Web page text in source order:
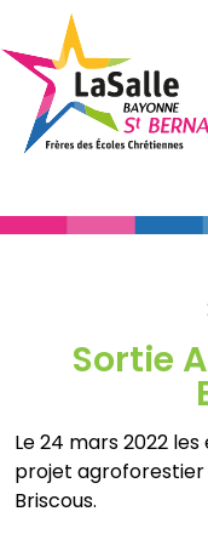
Sortie
Le 24 mars 2022
projet agroforestier
Briscous.